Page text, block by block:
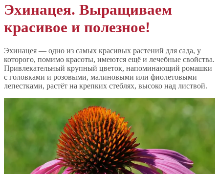
Эхинацея. Выращиваем
красивое и полезное!
Эхинацея — одно из самых красивых растений для сада, у
которого, помимо красоты, имеются ещё и лечебные свойства.
Привлекательный крупный цветок, напоминающий ромашки
с головками и розовыми, малиновыми или фиолетовыми
лепестками, растёт на крепких стеблях, высоко над листвой.